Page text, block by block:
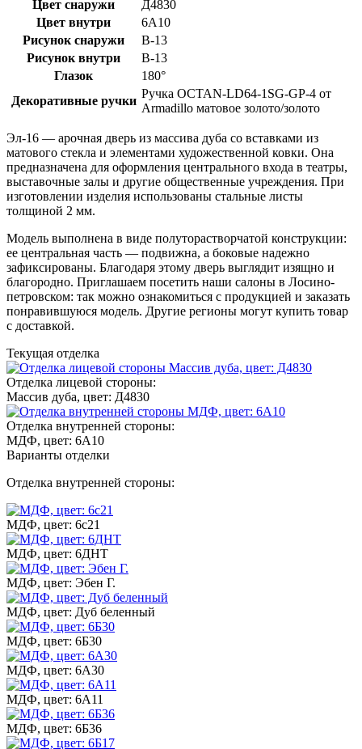
Цвет снаружи
Д4830
Цвет внутри
6А10
Рисунок снаружи
В-13
Рисунок внутри
В-13
Глазок
180°
Декоративные ручки
Ручка OCTAN-LD64-1SG-GP-4 от
Armadillo матовое золото/золото
Эл-16 — арочная дверь из массива дуба со вставками из
матового стекла и элементами художественной ковки. Она
предназначена для оформления центрального входа в театры,
выставочные залы и другие общественные учреждения. При
изготовлении изделия использованы стальные листы
толщиной 2 мм.
Модель выполнена в виде полуторастворчатой конструкции:
ее центральная часть — подвижна, а боковые надежно
зафиксированы. Благодаря этому дверь выглядит изящно и
благородно. Приглашаем посетить наши салоны в Лосино-
петровском: так можно ознакомиться с продукцией и заказать
понравившуюся модель. Другие регионы могут купить товар
с доставкой.
Текущая отделка
Отделка лицевой стороны:
Массив дуба, цвет: Д4830
Отделка внутренней стороны:
МДФ, цвет: 6А10
Варианты отделки
Отделка внутренней стороны:
МДФ, цвет: 6с21
МДФ, цвет: 6ДНТ
МДФ, цвет: Эбен Г.
МДФ, цвет: Дуб беленный
МДФ, цвет: 6Б30
МДФ, цвет: 6А30
МДФ, цвет: 6А11
МДФ, цвет: 6Б36